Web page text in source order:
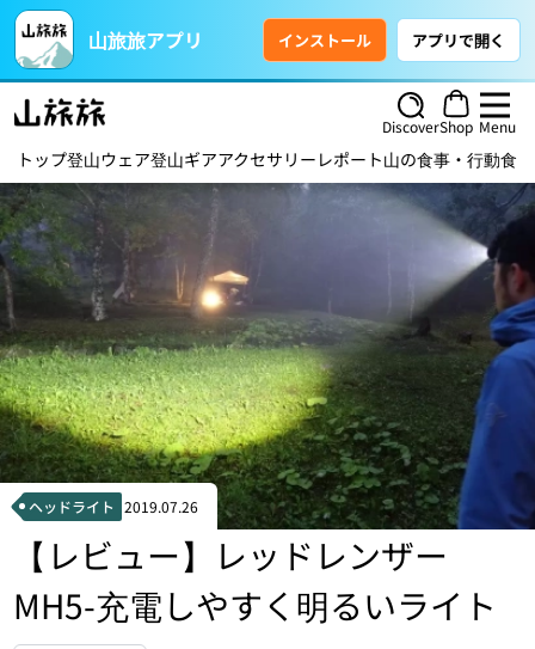
山旅旅アプリ インストール アプリで開く
DiscoverShop Menu
トップ登山ウェア登山ギアアクセサリー レポート山の食事・行動食
ヘッドライト 2019.07.26
【レビュー】レッドレンザー
MH5-充電しやすく明るいライト